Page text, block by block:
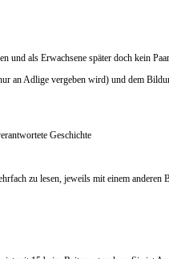
und als Erwachsene später doch kein
an Adlige vergeben wird) und dem
Geschichte
zu lesen, jeweils mit einem